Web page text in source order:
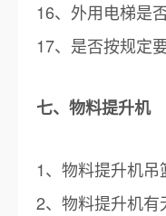
16、外用电梯是
17、是否按规定
七、物料提升机
1、物料提升机吊
2、物料提升机有